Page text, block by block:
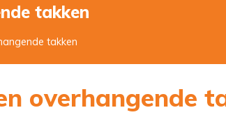
takken
takken
overhangende